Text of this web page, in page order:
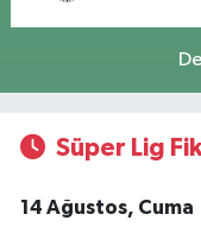
Süper Lig
14 Ağustos, Cuma